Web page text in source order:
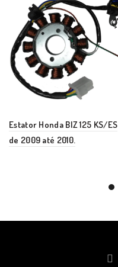
Estator Honda BIZ 125 KS/ES
de 2009 até 2010.